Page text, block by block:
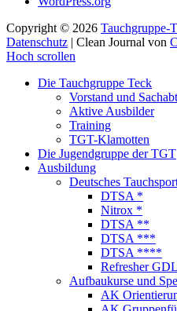
Copyright © 2026 Tauchgruppe-
Datenschutz | Clean Journal von
Hoch scrollen
Die Tauchgruppe Teck
Vorstand und
Aktive Ausbilder
Training
TGT-Klamotten
Die Jugendgruppe der TGT
Ausbildung
Deutsches
DTSA *
Nitrox *
DTSA **
DTSA ***
DTSA ****
Refresher
Aufbaukurse und
AK